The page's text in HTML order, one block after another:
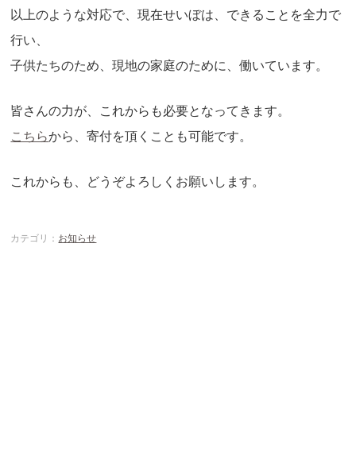
以上のような対応で、現在せいぼは、できることを全力で
行い、
子供たちのため、現地の家庭のために、働いています。
皆さんの力が、これからも必要となってきます。
こちらから、寄付を頂くことも可能です。
これからも、どうぞよろしくお願いします。
カテゴリ： お知らせ